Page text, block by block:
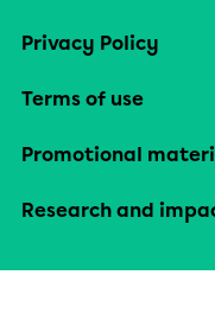
Privacy Policy
Terms of use
Promotional
Research and